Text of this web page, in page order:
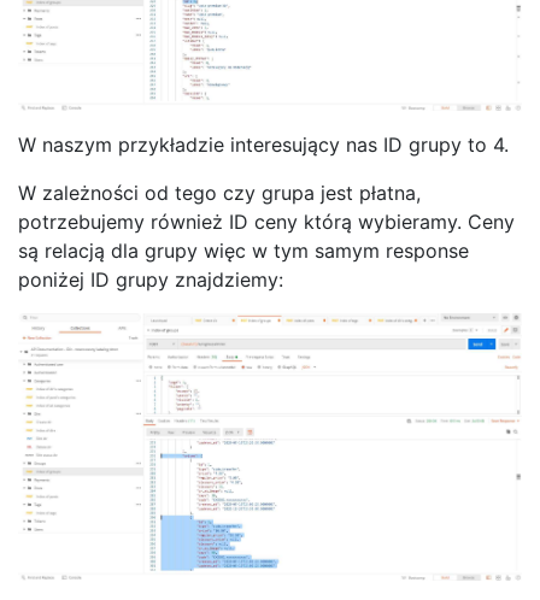
W naszym przykładzie interesujący nas ID grupy to 4.
W zależności od tego czy grupa jest płatna,
potrzebujemy również ID ceny którą wybieramy. Ceny
są relacją dla grupy więc w tym samym response
poniżej ID grupy znajdziemy: